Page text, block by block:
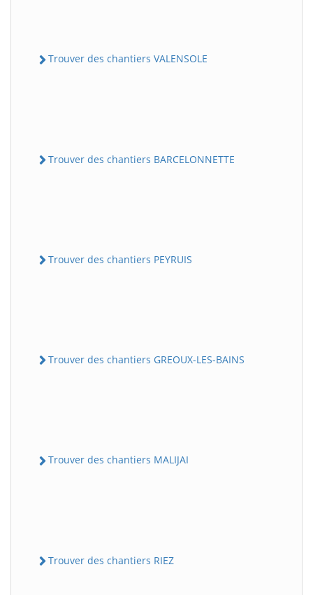
Trouver des chantiers VALENSOLE
Trouver des chantiers BARCELONNETTE
Trouver des chantiers PEYRUIS
Trouver des chantiers GREOUX-LES-BAINS
Trouver des chantiers MALIJAI
Trouver des chantiers RIEZ